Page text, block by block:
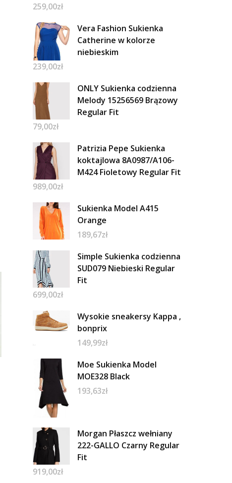
259,00zł
Vera Fashion Sukienka
Catherine w kolorze
niebieskim
239,00zł
ONLY Sukienka codzienna
Melody 15256569 Brązowy
Regular Fit
79,00zł
Patrizia Pepe Sukienka
koktajlowa 8A0987/A106-
M424 Fioletowy Regular Fit
989,00zł
Sukienka Model A415
Orange
189,67zł
Simple Sukienka codzienna
SUD079 Niebieski Regular
Fit
699,00zł
Wysokie sneakersy Kappa ,
bonprix
149,99zł
Moe Sukienka Model
MOE328 Black
193,63zł
Morgan Płaszcz wełniany
222-GALLO Czarny Regular
Fit
919,00zł